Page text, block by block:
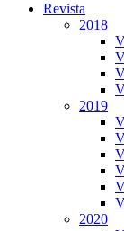
Revista
2018
2019
2020